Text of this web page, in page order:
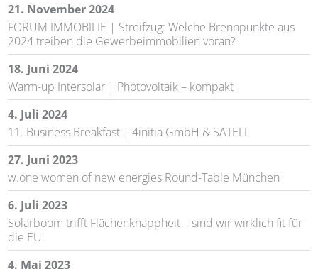
21. November 2024
FORUM IMMOBILIE | Streifzug: Welche Brennpunkte aus
2024 treiben die Gewerbeimmobilien voran?
18. Juni 2024
Warm-up Intersolar | Photovoltaik – kompakt
4. Juli 2024
11. Business Breakfast | 4initia GmbH & SATELL
27. Juni 2023
w.one women of new energies Round-Table München
6. Juli 2023
Solarboom trifft Flächenknappheit – sind wir wirklich fit für
die EU
4. Mai 2023